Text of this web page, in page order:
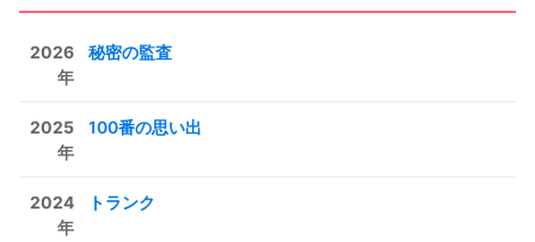
2026
年
秘密の監査
2025
年
100番の思い出
2024
年
トランク